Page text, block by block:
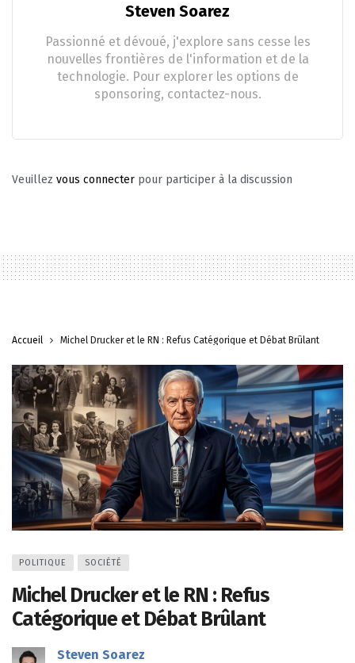
Steven Soarez
Passionné et dévoué, j'explore sans cesse les
nouvelles frontières de l'information et de la
technologie. Pour explorer les options de
sponsoring, contactez-nous.
Veuillez vous connecter pour participer à la discussion
Accueil Michel Drucker et le RN : Refus Catégorique et Débat Brûlant
POLITIQUE SOCIÉTÉ
Michel Drucker et le RN : Refus
Catégorique et Débat Brûlant
Steven Soarez